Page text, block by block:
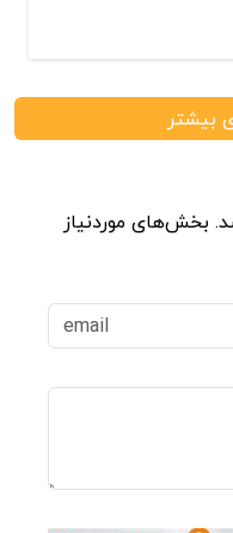
بیشتر
بخش‌های موردنیاز